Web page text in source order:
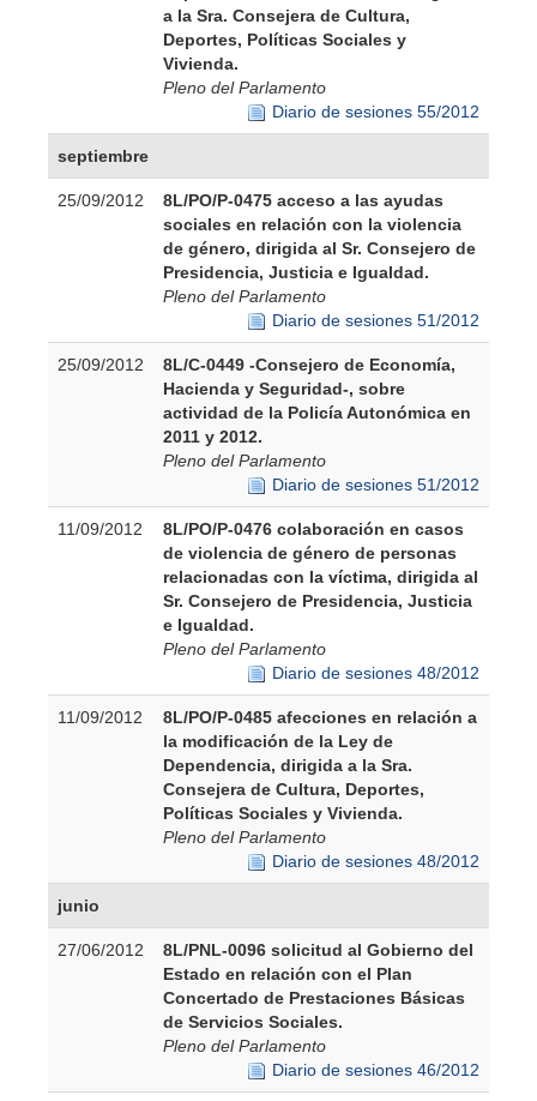
a la Sra. Consejera de Cultura,
Deportes, Políticas Sociales y
Vivienda.
Pleno del Parlamento
Diario de sesiones 55/2012
septiembre
25/09/2012
8L/PO/P-0475 acceso a las ayudas
sociales en relación con la violencia
de género, dirigida al Sr. Consejero de
Presidencia, Justicia e Igualdad.
Pleno del Parlamento
Diario de sesiones 51/2012
25/09/2012
8L/C-0449 -Consejero de Economía,
Hacienda y Seguridad-, sobre
actividad de la Policía Autonómica en
2011 y 2012.
Pleno del Parlamento
Diario de sesiones 51/2012
11/09/2012
8L/PO/P-0476 colaboración en casos
de violencia de género de personas
relacionadas con la víctima, dirigida al
Sr. Consejero de Presidencia, Justicia
e Igualdad.
Pleno del Parlamento
Diario de sesiones 48/2012
11/09/2012
8L/PO/P-0485 afecciones en relación a
la modificación de la Ley de
Dependencia, dirigida a la Sra.
Consejera de Cultura, Deportes,
Políticas Sociales y Vivienda.
Pleno del Parlamento
Diario de sesiones 48/2012
junio
27/06/2012
8L/PNL-0096 solicitud al Gobierno del
Estado en relación con el Plan
Concertado de Prestaciones Básicas
de Servicios Sociales.
Pleno del Parlamento
Diario de sesiones 46/2012